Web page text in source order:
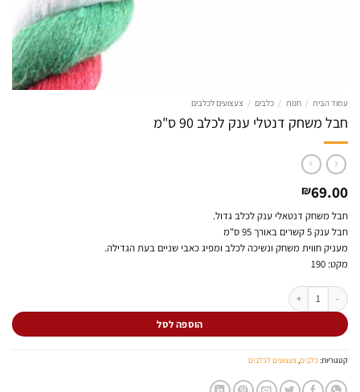
עמוד הבית / חנות / כלבים / צעצועים לכלבים
חבל משחק דנטלי ענק לכלב 90 ס"מ
₪69.00
חבל משחק דנטאלי ענק לכלב גדול.
חבל ענק 5 קשרים באורך 95 ס"מ
מעניק חווית משחק ונשיכה לכלב ומפיג כאבי שניים בעת הגדילה.
מקט: 190
כמות של חבל משחק דנטלי ענק לכלב 90 ס"מ
הוספה לסל
קטגוריות:כלבים,צעצועים לכלבים